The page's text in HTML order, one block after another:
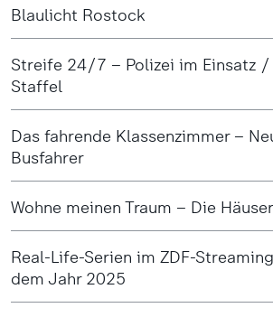
Blaulicht Rostock
Streife 24/7 – Polizei im Einsatz /
Staffel
Das fahrende Klassenzimmer –
Busfahrer
Wohne meinen Traum – Die
Real-Life-Serien im ZDF-
dem Jahr 2025